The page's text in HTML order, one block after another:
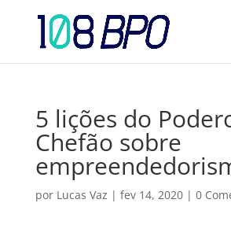
5 lições do
Chefão sobre
por Lucas Vaz | fev 14, 2020| 0